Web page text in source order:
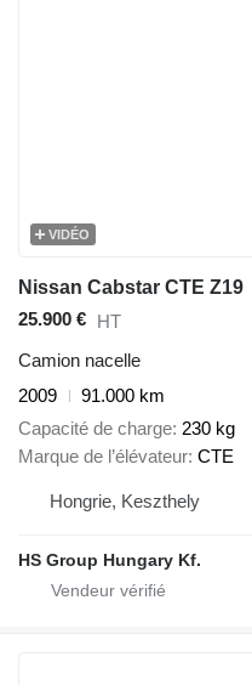
VIDÉO
Nissan Cabstar CTE Z19
25.900 € HT
Camion nacelle
2009
91.000 km
Capacité de charge 230 kg
Marque de l’élévateur CTE
Hongrie, Keszthely
HS Group Hungary Kf.